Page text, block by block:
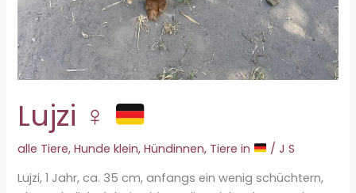
Lujzi ♀
alle Tiere,Hunde klein,Hündinnen, Tiere in /J S
Lujzi, 1 Jahr, ca. 35 cm, anfangs ein wenig schüchtern,